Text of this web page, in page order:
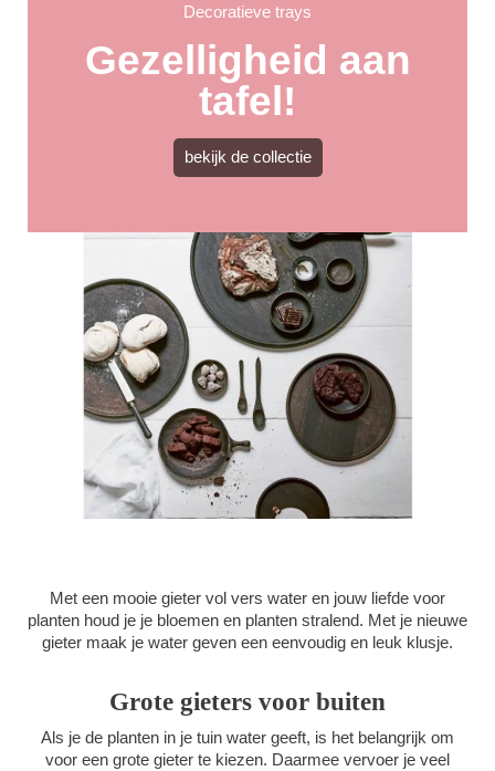
Decoratieve trays
Gezelligheid aan
tafel!
bekijk de collectie
Met een mooie gieter vol vers water en jouw liefde voor
planten houd je je bloemen en planten stralend. Met je nieuwe
gieter maak je water geven een eenvoudig en leuk klusje.
Grote gieters voor buiten
Als je de planten in je tuin water geeft, is het belangrijk om
voor een grote gieter te kiezen. Daarmee vervoer je veel